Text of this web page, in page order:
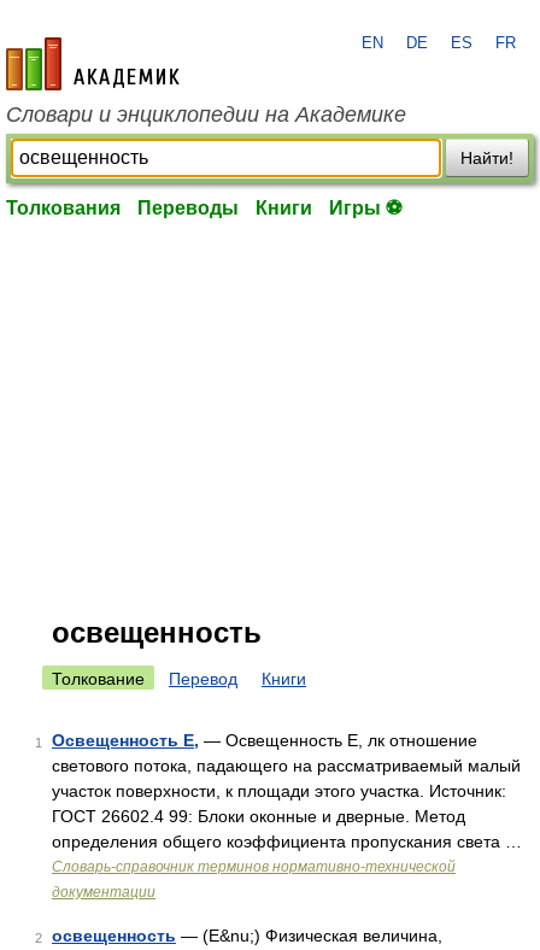
academic.ru
EN DE ES FR
Словари и энциклопедии на Академике
Найти!
Толкования Переводы Книги Игры ⚽
освещенность
Толкование Перевод Книги
1 Освещенность Е, — Освещенность Е, лк отношение
светового потока, падающего на рассматриваемый малый
участок поверхности, к площади этого участка. Источник:
ГОСТ 26602.4 99: Блоки оконные и дверные. Метод
определения общего коэффициента пропускания света …
Словарь-справочник терминов нормативно-технической
документации
2 освещенность — (E&nu;) Физическая величина,